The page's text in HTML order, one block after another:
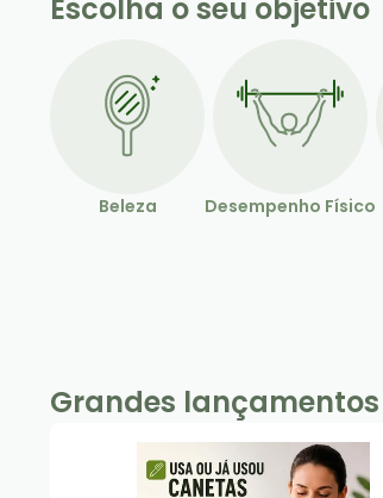
Escolha o seu objetivo
Beleza Desempenho Físico
Grandes lançamentos